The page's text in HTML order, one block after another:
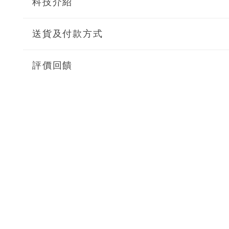
送貨及付款方式
評價回饋